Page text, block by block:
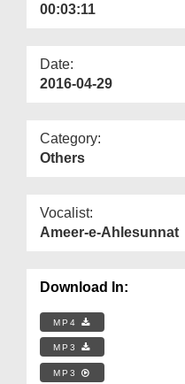
00:03:11
Date:
2016-04-29
Category:
Others
Vocalist:
Ameer-e-Ahlesunnat
Download In:
MP4
MP3
MP3